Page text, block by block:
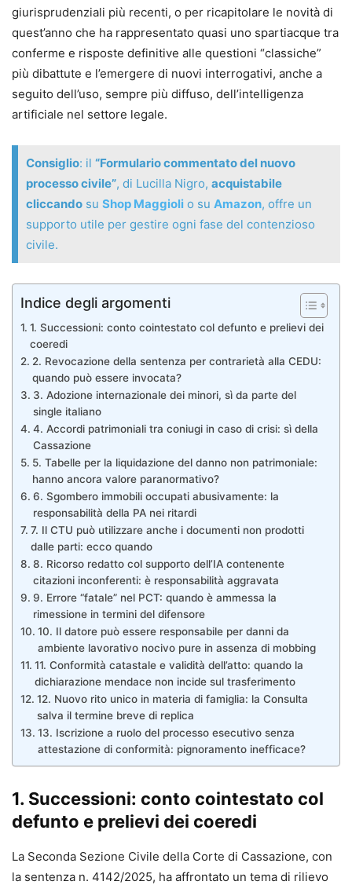
giurisprudenziali più recenti, o per ricapitolare le novità di
quest’anno che ha rappresentato quasi uno spartiacque tra
conferme e risposte definitive alle questioni “classiche”
più dibattute e l’emergere di nuovi interrogativi, anche a
seguito dell’uso, sempre più diffuso, dell’intelligenza
artificiale nel settore legale.
Consiglio: il “Formulario commentato del nuovo
processo civile”, di Lucilla Nigro, acquistabile
cliccando su Shop Maggioli o su Amazon, offre un
supporto utile per gestire ogni fase del contenzioso
civile.
Indice degli argomenti
1. Successioni: conto cointestato col defunto e prelievi dei
coeredi
2. Revocazione della sentenza per contrarietà alla CEDU:
quando può essere invocata?
3. Adozione internazionale dei minori, sì da parte del
single italiano
4. Accordi patrimoniali tra coniugi in caso di crisi: sì della
Cassazione
5. Tabelle per la liquidazione del danno non patrimoniale:
hanno ancora valore paranormativo?
6. Sgombero immobili occupati abusivamente: la
responsabilità della PA nei ritardi
7. Il CTU può utilizzare anche i documenti non prodotti
dalle parti: ecco quando
8. Ricorso redatto col supporto dell’IA contenente
citazioni inconferenti: è responsabilità aggravata
9. Errore “fatale” nel PCT: quando è ammessa la
rimessione in termini del difensore
10. Il datore può essere responsabile per danni da
ambiente lavorativo nocivo pure in assenza di mobbing
11. Conformità catastale e validità dell’atto: quando la
dichiarazione mendace non incide sul trasferimento
12. Nuovo rito unico in materia di famiglia: la Consulta
salva il termine breve di replica
13. Iscrizione a ruolo del processo esecutivo senza
attestazione di conformità: pignoramento inefficace?
1. Successioni: conto cointestato col
defunto e prelievi dei coeredi
La Seconda Sezione Civile della Corte di Cassazione, con
la sentenza n. 4142/2025, ha affrontato un tema di rilievo